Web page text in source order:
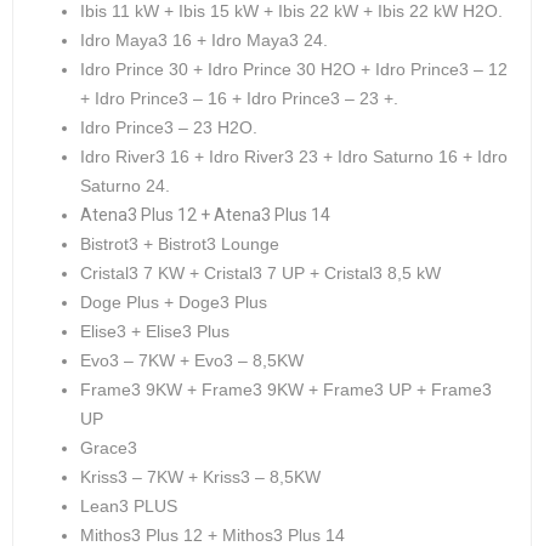
Ibis 11 kW + Ibis 15 kW + Ibis 22 kW + Ibis 22 kW H2O.
Idro Maya3 16 + Idro Maya3 24.
Idro Prince 30 + Idro Prince 30 H2O + Idro Prince3 – 12
+ Idro Prince3 – 16 + Idro Prince3 – 23 +.
Idro Prince3 – 23 H2O.
Idro River3 16 + Idro River3 23 + Idro Saturno 16 + Idro
Saturno 24.
Atena3 Plus 12 + Atena3 Plus 14
Bistrot3 + Bistrot3 Lounge
Cristal3 7 KW + Cristal3 7 UP + Cristal3 8,5 kW
Doge Plus + Doge3 Plus
Elise3 + Elise3 Plus
Evo3 – 7KW + Evo3 – 8,5KW
Frame3 9KW + Frame3 9KW + Frame3 UP + Frame3
UP
Grace3
Kriss3 – 7KW + Kriss3 – 8,5KW
Lean3 PLUS
Mithos3 Plus 12 + Mithos3 Plus 14